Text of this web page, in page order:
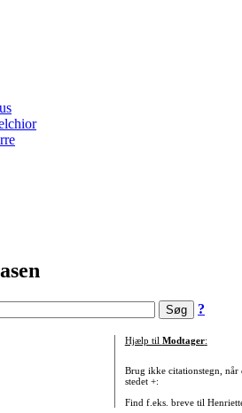
?
Hjælp til Modtager:
Brug ikke citationstegn, når
stedet +:
Find f.eks. breve til